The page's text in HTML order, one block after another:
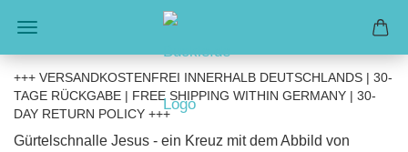
+++ VERSANDKOSTENFREI INNERHALB DEUTSCHLANDS | 30-
TAGE RÜCKGABE | FREE SHIPPING WITHIN GERMANY | 30-
DAY RETURN POLICY +++
Gürtelschnalle Jesus - ein Kreuz mit dem Abbild von